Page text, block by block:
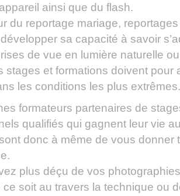
ainsi que du flash.
du reportage mariage,
sa capacité à savoir
de vue en lumière naturelle ou
stages et formations doivent pour
les conditions les plus extrêmes.
formateurs partenaires de
qualifiés qui gagnent leur vie
donc à même de vous donner
plus déçu de vos
soit au travers la technique ou